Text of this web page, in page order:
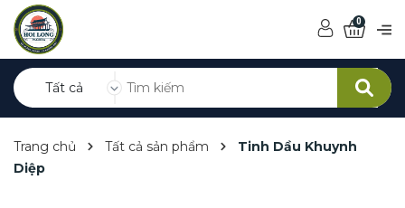
Tất cả
0
Trang chủ Tất cả sản phẩm
Tinh Dầu Khuynh
Diệp